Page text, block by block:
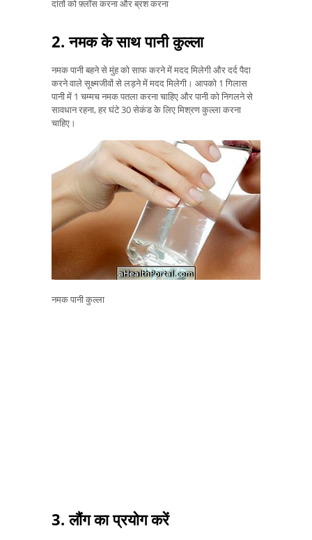
दांतों को फ़्लॉस करना और ब्रश करना
2. नमक के साथ पानी कुल्ला
नमक पानी बहने से मुंह को साफ करने में मदद मिलेगी और दर्द पैदा
करने वाले सूक्ष्मजीवों से लड़ने में मदद मिलेगी। आपको 1 गिलास
पानी में 1 चम्मच नमक पतला करना चाहिए और पानी को निगलने से
सावधान रहना, हर घंटे 30 सेकंड के लिए मिश्रण कुल्ला करना
चाहिए।
नमक पानी कुल्ला
3. लौंग का प्रयोग करें